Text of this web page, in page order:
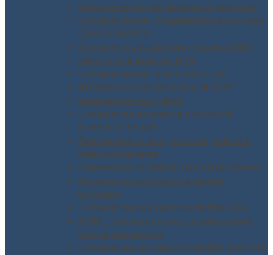
Mantenimento dei Sistemi di gestione
Consulenza per il regolamento Europeo
GDPR 2016/679
Consulenza assunzione incarico ODV
Assunzione incarico DPO
Consulenza per piano H.A.C.C.P.
Affidamento dell’incarico di RSPP
Valutazione rischi DVR
Consulenza accesso a contributi
pubblici e privati
Formazione in aula, azienda, online e
videoconferenza
Formazione incaricati uso attrezzature
Consulenza valutazione rischio
biologico
Consulenza valutazione rischio ROA
ATEX – Consulenza per la valutazione
rischio esplosione
Consulenza valutazione rischio scariche